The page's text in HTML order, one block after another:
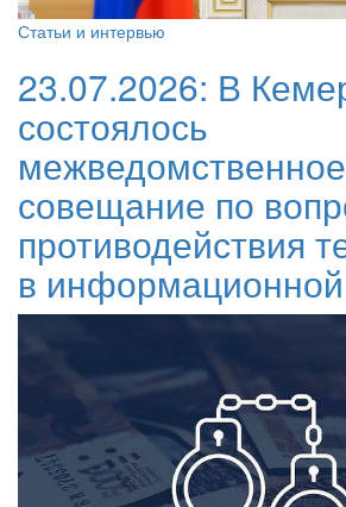
Статьи и интервью
23.07.2026: В
состоялось
межведомственное
совещание по
противодействия
в